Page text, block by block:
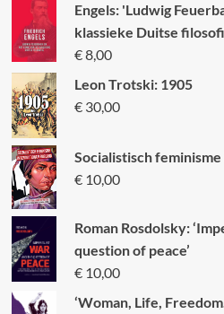
Engels: 'Ludwig
klassieke Duitse
€8,00
Leon Trotski: 1905
€30,00
Socialistisch
€10,00
Roman Rosdolsky:
question of peace’
€10,00
‘Woman, Life,